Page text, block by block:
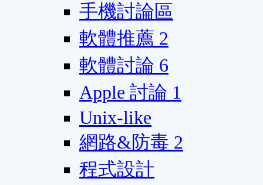
手機討論區
軟體推薦 2
軟體討論 6
Apple 討論 1
Unix-like
網路&防毒 2
程式設計